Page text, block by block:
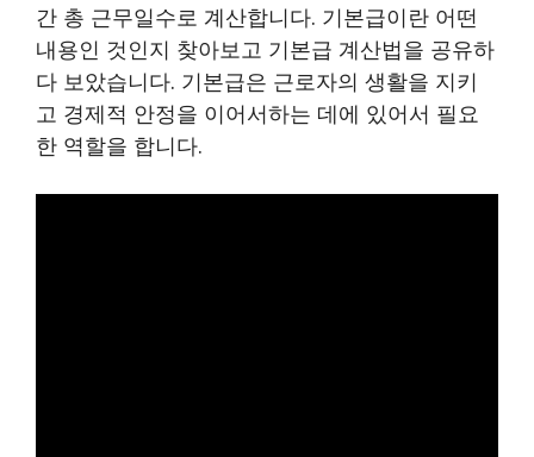
간 총 근무일수로 계산합니다. 기본급이란 어떤
내용인 것인지 찾아보고 기본급 계산법을 공유하
다 보았습니다. 기본급은 근로자의 생활을 지키
고 경제적 안정을 이어서하는 데에 있어서 필요
한 역할을 합니다.